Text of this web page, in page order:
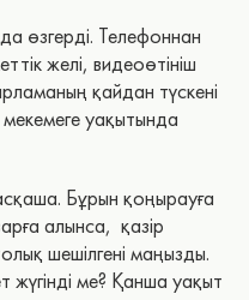
өзгерді. Телефоннан
желі, видеоөтініш
қайдан түскені
уақытында
Бұрын қоңырауға
алынса, қазір
шешілгені маңызды.
жүгінді ме? Қанша уақыт